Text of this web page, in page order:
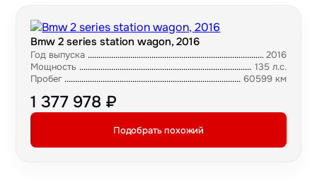
Bmw 2 series station wagon, 2016
Год выпуска
2016
Мощность
135 л.с.
Пробег
60599 км
1 377 978 ₽
Подобрать похожий